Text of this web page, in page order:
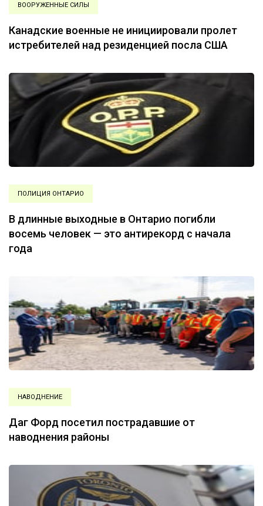
ВООРУЖЕННЫЕ СИЛЫ
Канадские военные не инициировали пролет
истребителей над резиденцией посла США
ПОЛИЦИЯ ОНТАРИО
В длинные выходные в Онтарио погибли
восемь человек — это антирекорд с начала
года
НАВОДНЕНИЕ
Даг Форд посетил пострадавшие от
наводнения районы